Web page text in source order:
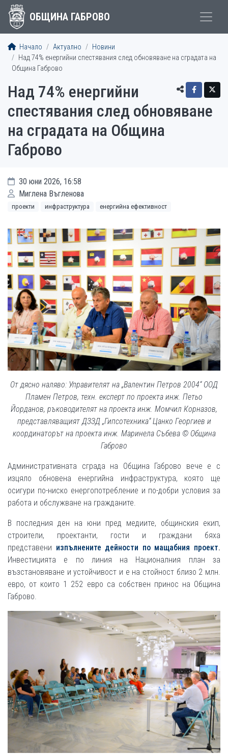
ОБЩИНА ГАБРОВО
Начало Актуално
Новини
Над 74% енергийни спестявания след обновяване на сградата на
Община Габрово
Над 74% енергийни
спестявания след обновяване
на сградата на Община
Габрово
30 юни 2026, 16:58
Миглена Въгленова
проекти инфраструктура енергийна ефективност
От дясно наляво: Управителят на „Валентин Петров 2004“ ООД
Пламен Петров, техн. експерт по проекта инж. Петьо
Йорданов, ръководителят на проекта инж. Момчил Корназов,
представляващият ДЗЗД „Гипсотехника“ Цанко Георгиев и
координаторът на проекта инж. Маринела Събева © Община
Габрово
Административната сграда на Община Габрово вече е с
изцяло обновена енергийна инфраструктура, която ще
осигури по-ниско енергопотребление и по-добри условия за
работа и обслужване на гражданите.
В последния ден на юни пред медиите, общинския екип,
строители, проектанти, гости и граждани бяха
представени изпълнените дейности по мащабния проект.
Инвестицията е по линия на Националния план за
възстановяване и устойчивост и е на стойност близо 2 млн.
евро, от които 1 252 евро са собствен принос на Община
Габрово.